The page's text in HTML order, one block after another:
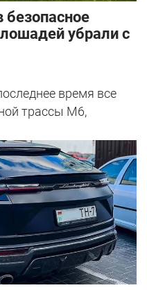
безопасное
убрали с
время все
трассы М6,